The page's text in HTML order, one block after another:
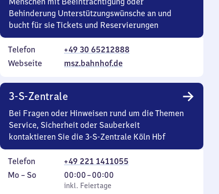
Behinderung Unterstützungswünsche an und
bucht für sie Tickets und Reservierungen
Telefon
+49 30 65212888
Webseite
msz.bahnhof.de
3-S-Zentrale
Bei Fragen oder Hinweisen rund um die Themen
Service, Sicherheit oder Sauberkeit
kontaktieren Sie die 3-S-Zentrale Köln Hbf
Telefon
+49 221 1411055
Montag
Mo – So,
inkl. Feiertage
00:00–00:00
Von
0
inkl. Feiertage